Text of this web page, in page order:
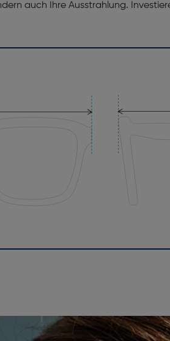
auch Ihre Ausstrahlung.